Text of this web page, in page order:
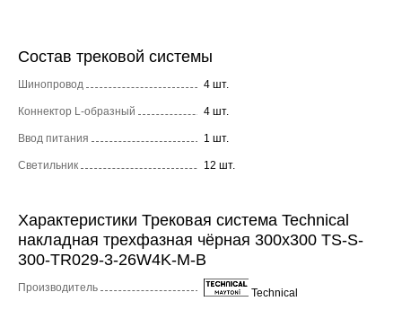
Состав трековой системы
Шинопровод 4 шт.
Коннектор L-образный 4 шт.
Ввод питания 1 шт.
Светильник 12 шт.
Характеристики Трековая система Technical
накладная трехфазная чёрная 300x300 TS-S-
300-TR029-3-26W4K-M-B
Производитель Technical